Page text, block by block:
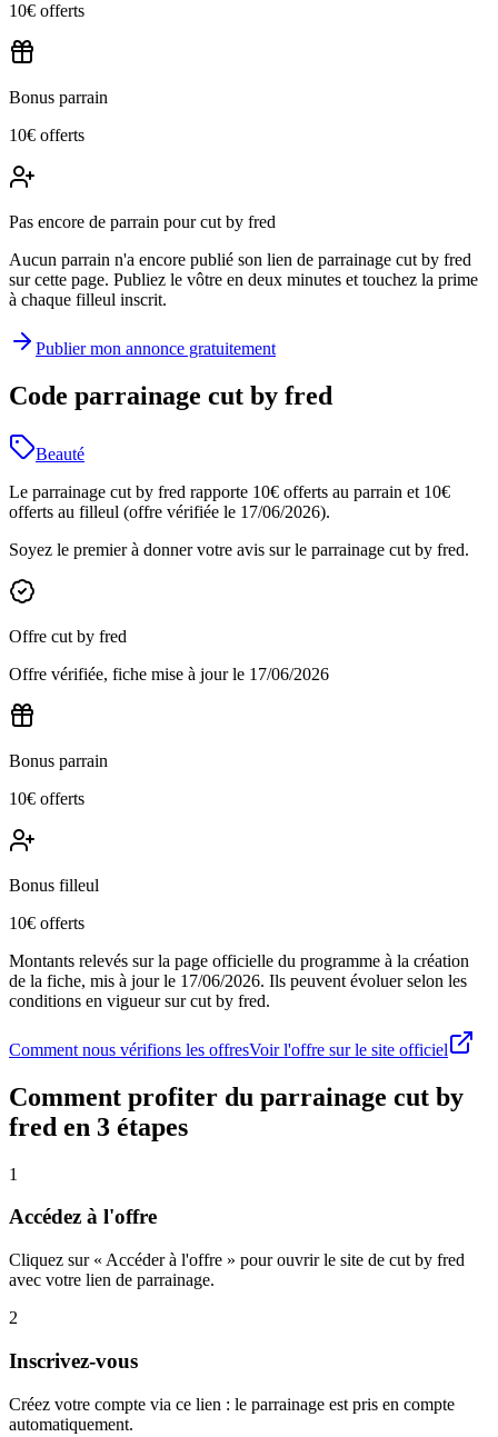
10€ offerts
Bonus parrain
10€ offerts
Pas encore de parrain pour cut by fred
Aucun parrain n'a encore publié son lien de parrainage cut by fred
sur cette page. Publiez le vôtre en deux minutes et touchez la prime
à chaque filleul inscrit.
Publier mon annonce gratuitement
Code parrainage cut by fred
Beauté
Le parrainage cut by fred rapporte 10€ offerts au parrain et 10€
offerts au filleul (offre vérifiée le 17/06/2026).
Soyez le premier à donner votre avis sur le parrainage cut by fred.
Offre cut by fred
Offre vérifiée, fiche mise à jour le 17/06/2026
Bonus parrain
10€ offerts
Bonus filleul
10€ offerts
Montants relevés sur la page officielle du programme à la création
de la fiche, mis à jour le 17/06/2026. Ils peuvent évoluer selon les
conditions en vigueur surcut by fred.
Comment nous vérifions les offresVoir l'offre sur le site officiel
Comment profiter du parrainage cut by
fred en 3 étapes
1
Accédez à l'offre
Cliquez sur « Accéder à l'offre » pour ouvrir le site de cut by fred
avec votre lien de parrainage.
2
Inscrivez-vous
Créez votre compte via ce lien : le parrainage est pris en compte
automatiquement.